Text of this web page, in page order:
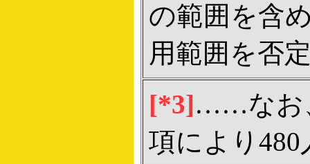
の範囲を含
用範囲を否
[*3]……なお
項により